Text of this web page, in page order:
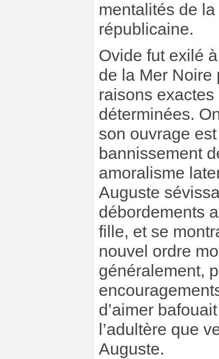
mentalités de
républicaine.
Ovide fut exilé
de la Mer Noire
raisons
déterminées.
son ouvrage
bannissement
amoralisme
Auguste
débordements
fille, et se
nouvel ordre
généralement,
d’aimer
l’adultère que
Auguste.